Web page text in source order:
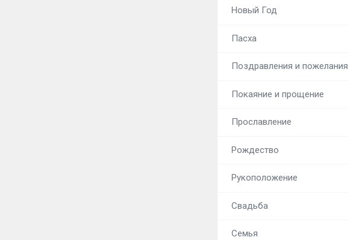
Новый Год
Пасха
Поздравления и пожелания
Покаяние и прощение
Прославление
Рождество
Рукоположение
Свадьба
Семья